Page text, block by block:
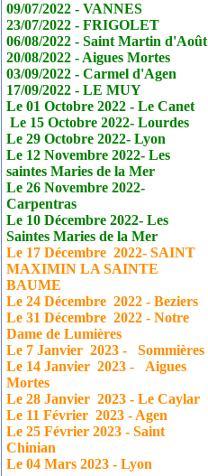
09/07/2022 - VANNES
23/07/2022 - FRIGOLET
06/08/2022 - Saint Martin d'Août
20/08/2022 - Aigues Mortes
03/09/2022 - Carmel d'Agen
17/09/2022 - LE MUY
Le 01 Octobre 2022 - LeCanet
Le 15 Octobre 2022- Lourdes
Le 29 Octobre 2022- Lyon
Le 12 Novembre 2022- Les
saintes Maries de la Mer
Le 26 Novembre 2022-
Carpentras
Le 10 Décembre 2022- Les
Saintes Maries de la Mer
Le 17Décembre 2022- SAINT
MAXIMIN LA SAINTE
BAUME
Le 24Décembre 2022 - Beziers
Le 31Décembre 2022 - Notre
Dame de Lumières
Le 7 Janvier 2023 - Sommières
Le 14 Janvier 2023 - Aigues
Mortes
Le 28 Janvier 2023 - Le Caylar
Le 11 Février 2023 - Agen
Le 25 Février 2023 - Saint
Chinian
Le 04 Mars 2023 - Lyon